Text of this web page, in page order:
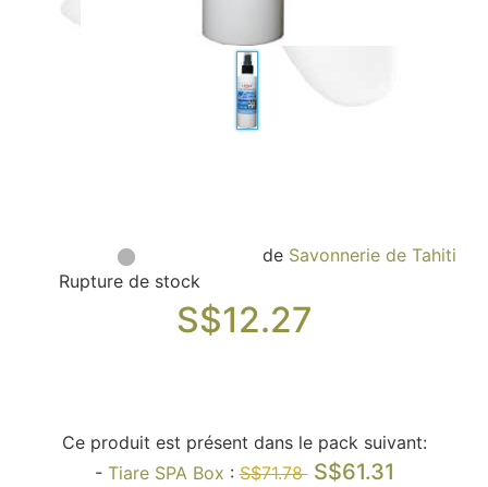
Sacs, Bijoux et Accessoires (33)
Retour et remboursement
Nous contacter
Rupture de stock
de Savonnerie de Tahiti
S$12.27
Ce produit est présent dans le pack suivant:
- Tiare SPA Box :S$71.78 S$61.31